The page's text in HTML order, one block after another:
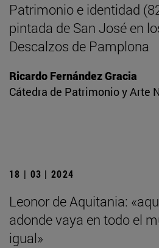
Patrimonio e identidad
pintada de San José en
Descalzos de Pamplona
Ricardo Fernández Gracia
Cátedra de Patrimonio y Arte
18 | 03 | 2024
Leonor de Aquitania:
adonde vaya en todo el
igual»